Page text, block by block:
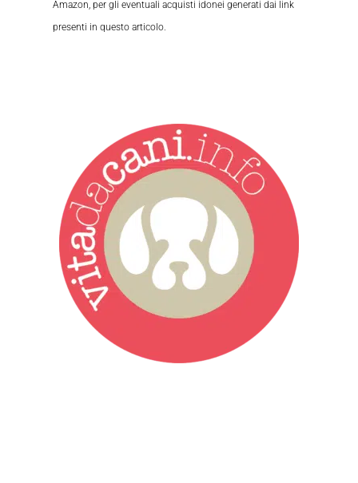
Amazon, per gli eventuali acquisti idonei generati dai link
presenti in questo articolo.